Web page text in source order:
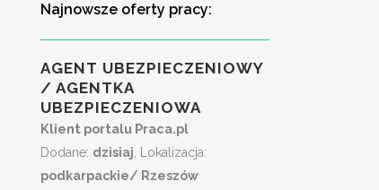
Najnowsze oferty pracy:
AGENT UBEZPIECZENIOWY
/ AGENTKA
UBEZPIECZENIOWA
Klient portalu Praca.pl
Dodane: dzisiaj , Lokalizacja:
podkarpackie/ Rzeszów